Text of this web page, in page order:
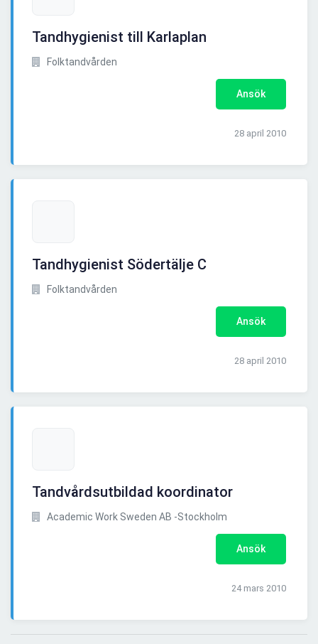
Tandhygienist till Karlaplan
Folktandvården
Ansök
28 april 2010
Tandhygienist Södertälje C
Folktandvården
Ansök
28 april 2010
Tandvårdsutbildad koordinator
Academic Work Sweden AB -Stockholm
Ansök
24 mars 2010